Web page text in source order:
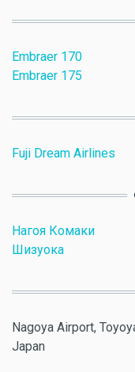
Embraer 170
Embraer 175
Fuji Dream Airlines
Нагоя Комаки
Шизуока
Nagoya Airport,
Japan